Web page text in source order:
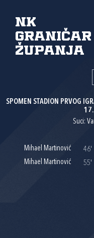
NK
Graničar
Županja
SPOMEN STADION PRVOG
Suci:
Mihael Martinović
46'
Mihael Martinović
55'